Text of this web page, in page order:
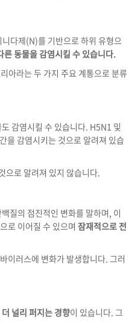
다제(N)를 기반으로 하위 유형으
른 동물을 감염시킬 수 있습니다.
아라는 두 가지 주요 계통으로 분류
감염시킬 수 있습니다. H5N1 및
을 감염시키는 것으로 알려져 있습
으로 알려져 있지 않습니다.
질의 점진적인 변화를 말하며, 이
로 이어질 수 있으며 잠재적으로 전
이러스에 변화가 발생합니다. 그러
널리 퍼지는 경향이 있습니다. 그